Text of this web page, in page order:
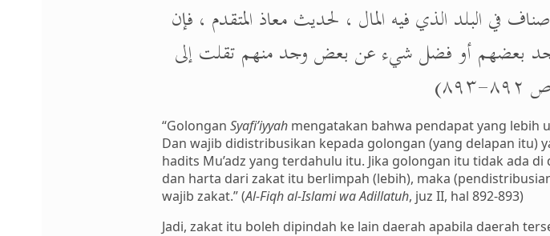
في البلد الذي فيه المال ، لحديث معاذ المتقدم ، فإن
يوجد بعضهم أو فضل شيء عن بعض وجد منهم تقلت إلى
“Golongan Syafi’iyyah mengatakan bahwa pendapat yang lebih
Dan wajib didistribusikan kepada golongan (yang delapan itu)
hadits Mu’adz yang terdahulu itu. Jika golongan itu tidak ada
dan harta dari zakat itu berlimpah (lebih), maka
wajib zakat.” (Al-Fiqh al-Islami wa Adillatuh, juz II, hal 892-893)
Jadi, zakat itu boleh dipindah ke lain daerah apabila daerah